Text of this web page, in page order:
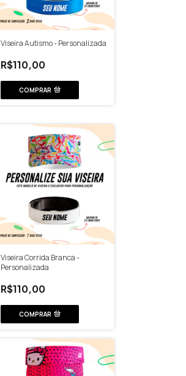
Viseira Autismo - Personalizada
R$110,00
COMPRAR
Viseira Corrida Branca -
Personalizada
R$110,00
COMPRAR